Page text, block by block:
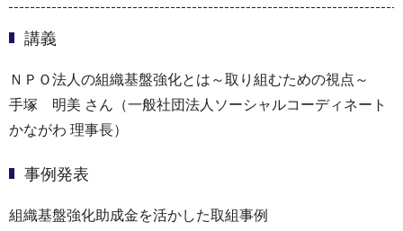
講義
ＮＰＯ法人の組織基盤強化とは～取り組むための視点～
手塚 明美 さん（一般社団法人ソーシャルコーディネート
かながわ 理事長）
事例発表
組織基盤強化助成金を活かした取組事例